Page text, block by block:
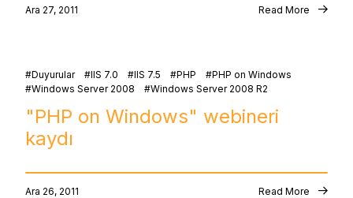
Ara 27, 2011 Read More
Duyurular IIS 7.0 IIS 7.5 PHP
PHP on Windows
Windows Server 2008
Windows Server 2008 R2
"PHP on Windows" webineri
kaydı
Ara 26, 2011 Read More